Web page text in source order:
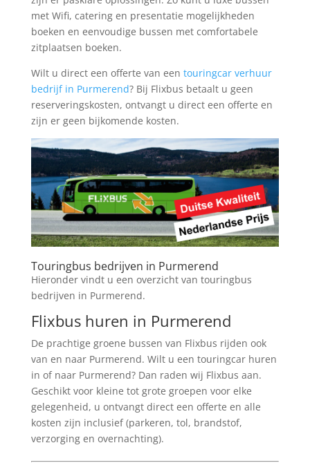
met Wifi, catering en presentatie mogelijkheden
boeken en eenvoudige bussen met comfortabele
zitplaatsen boeken.
Wilt u direct een offerte van een touringcar verhuur
bedrijf in Purmerend? Bij Flixbus betaalt u geen
reserveringskosten, ontvangt u direct een offerte en
zijn er geen bijkomende kosten.
Touringbus bedrijven in Purmerend
Hieronder vindt u een overzicht van touringbus
bedrijven in Purmerend.
Flixbus huren in Purmerend
De prachtige groene bussen van Flixbus rijden ook
van en naar Purmerend. Wilt u een touringcar huren
in of naar Purmerend? Dan raden wij Flixbus aan.
Geschikt voor kleine tot grote groepen voor elke
gelegenheid, u ontvangt direct een offerte en alle
kosten zijn inclusief (parkeren, tol, brandstof,
verzorging en overnachting).